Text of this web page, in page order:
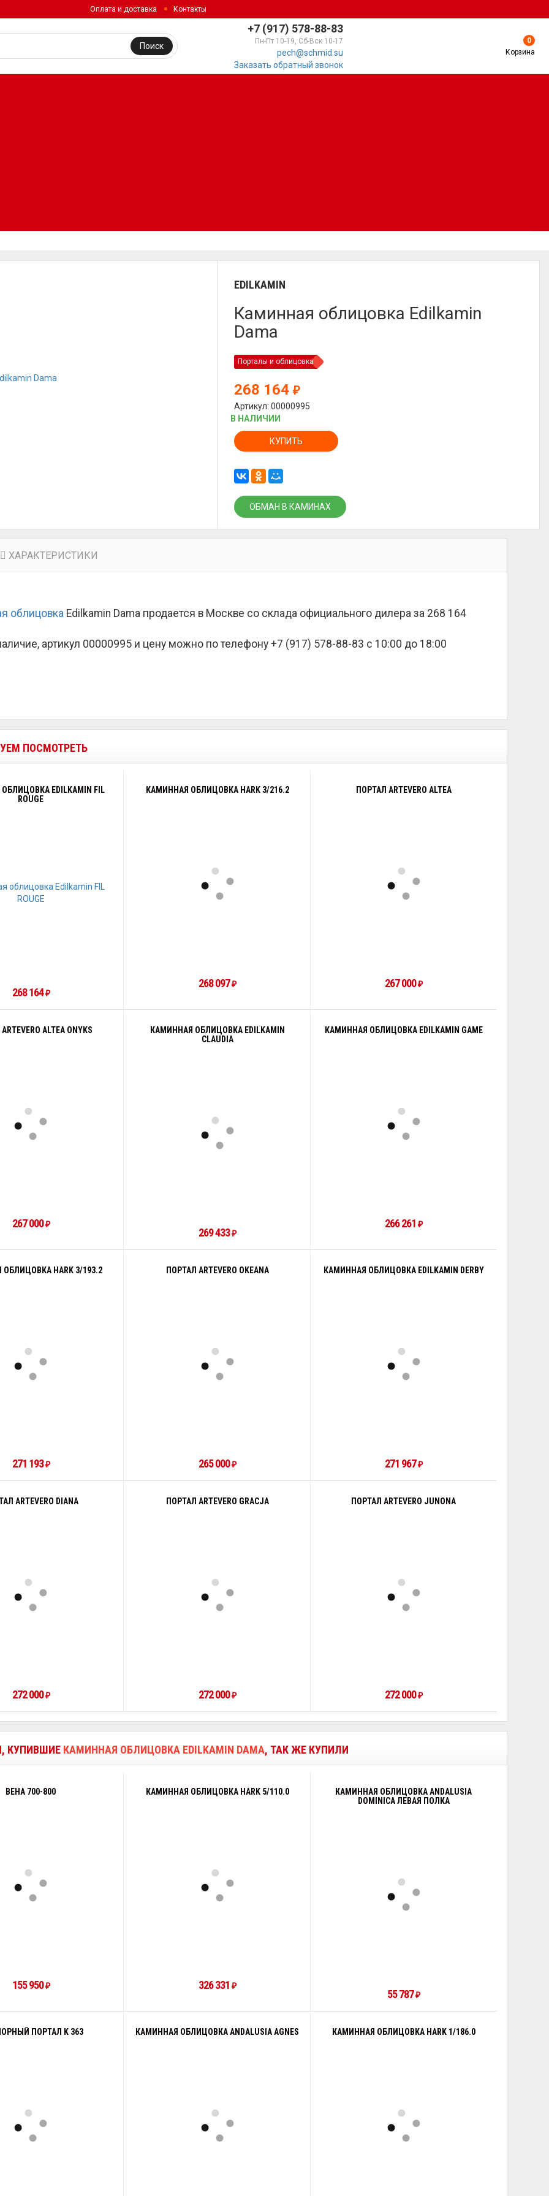
Оплата и доставка Контакты
+7 (917) 578-88-83
Пн-Пт 10-19, Сб-Вск 10-17
pech@schmid.su
Заказать обратный звонок
Поиск
0
Корзина
EDILKAMIN
Каминная облицовка Edilkamin
Dama
Порталы и облицовка
268 164₽
Артикул: 00000995
В НАЛИЧИИ
КУПИТЬ
ОБМАН В КАМИНАХ
ХАРАКТЕРИСТИКИ
облицовка Edilkamin Dama продается в Москве со склада официального дилера за 268 164
артикул 00000995 и цену можно по телефону +7 (917) 578-88-83 с 10:00 до 18:00
ПОСМОТРЕТЬ
EDILKAMIN FIL
ROUGE
268 164₽
КАМИННАЯ ОБЛИЦОВКА HARK 3/216.2
268 097₽
ПОРТАЛ ARTEVERO ALTEA
267 000₽
ALTEA ONYKS
267 000₽
КАМИННАЯ ОБЛИЦОВКА EDILKAMIN
CLAUDIA
269 433₽
КАМИННАЯ ОБЛИЦОВКА EDILKAMIN GAME
266 261₽
HARK 3/193.2
271 193₽
ПОРТАЛ ARTEVERO OKEANA
265 000₽
КАМИННАЯ ОБЛИЦОВКА EDILKAMIN DERBY
271 967₽
ARTEVERO DIANA
272 000₽
ПОРТАЛ ARTEVERO GRACJA
272 000₽
ПОРТАЛ ARTEVERO JUNONA
272 000₽
КУПИВШИЕ КАМИННАЯ ОБЛИЦОВКА EDILKAMIN DAMA, ТАК ЖЕ КУПИЛИ
ВЕНА 700-800
155 950₽
КАМИННАЯ ОБЛИЦОВКА HARK 5/110.0
326 331₽
КАМИННАЯ ОБЛИЦОВКА ANDALUSIA
DOMINICA ЛЕВАЯ ПОЛКА
55 787₽
ПОРТАЛ K 363 КАМИННАЯ ОБЛИЦОВКА ANDALUSIA AGNES КАМИННАЯ ОБЛИЦОВКА HARK 1/186.0